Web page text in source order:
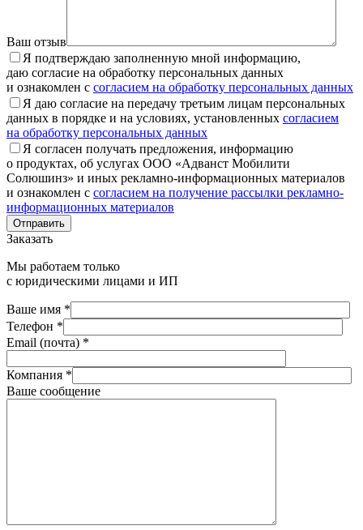
Ваш отзыв
Я подтверждаю заполненную мной информацию,
даю согласие на обработку персональных данных
и ознакомлен с согласием на обработку персональных данных
Я даю согласие на передачу третьим лицам персональных
данных в порядке и на условиях, установленных согласием
на обработку персональных данных
Я согласен получать предложения, информацию
о продуктах, об услугах ООО «Адванст Мобилити
Солюшинз» и иных рекламно-информационных материалов
и ознакомлен с согласием на получение рассылки рекламно-
информационных материалов
Отправить
Заказать
Мы работаем только
с юридическими лицами и ИП
Ваше имя *
Телефон *
Email (почта) *
Компания *
Ваше сообщение